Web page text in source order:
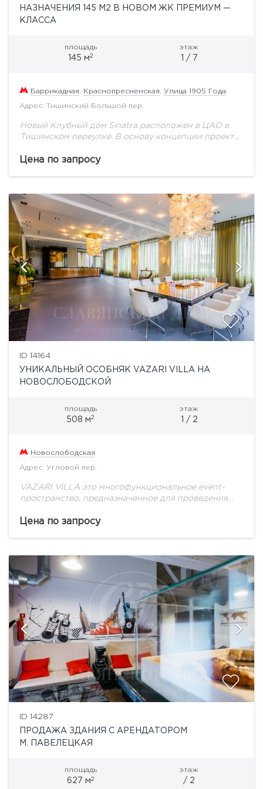
НАЗНАЧЕНИЯ 145 М2 В НОВОМ ЖК ПРЕМИУМ —
КЛАССА
площадь
145 м2
этаж
1 / 7
Баррикадная Краснопресненская Улица 1905 Года
Адрес: Тишинский Большой пер.
Новый Клубный дом Sinatra расположен в ЦАО в
Тишинском переулке. В основу концепции проекта
созданного в стиле своего периода - Сталинского
Цена по запросу
ID 14164
УНИКАЛЬНЫЙ ОСОБНЯК VAZARI VILLA НА
НОВОСЛОБОДСКОЙ
площадь
508 м2
этаж
1 / 2
Новослободская
Адрес: Угловой пер.
VAZARI VILLA это многофункциональное event-
пространство, предназначенное для проведения
вечеринок, банкетов и выставок, разнообразных
Цена по запросу
ID 14287
ПРОДАЖА ЗДАНИЯ С АРЕНДАТОРОМ
М. ПАВЕЛЕЦКАЯ
площадь
627 м2
этаж
/ 2